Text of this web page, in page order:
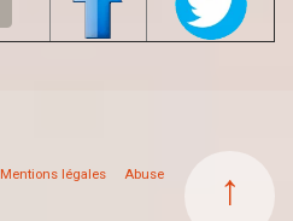
↑
Mentions légales Abuse